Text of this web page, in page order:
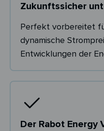
Zukunftssicher
Perfekt vorbereitet
dynamische
Entwicklungen der
Der Rabot Energy